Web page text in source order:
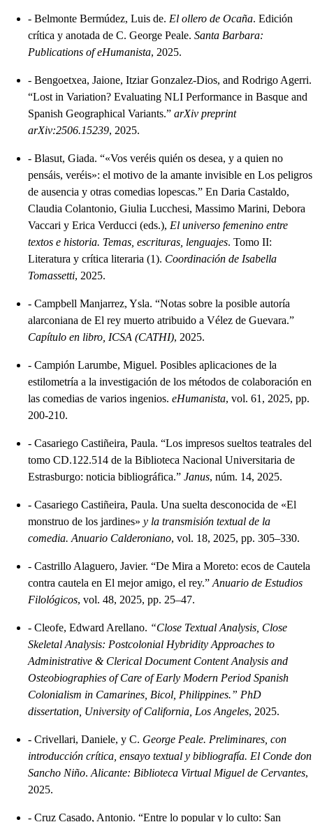
- Belmonte Bermúdez, Luis de. El ollero de Ocaña. Edición
crítica y anotada de C. George Peale. Santa Barbara:
Publications of eHumanista, 2025.
- Bengoetxea, Jaione, Itziar Gonzalez-Dios, and Rodrigo Agerri.
“Lost in Variation? Evaluating NLI Performance in Basque and
Spanish Geographical Variants.” arXiv preprint
arXiv:2506.15239, 2025.
- Blasut, Giada. “«Vos veréis quién os desea, y a quien no
pensáis, veréis»: el motivo de la amante invisible en Los peligros
de ausencia y otras comedias lopescas.” En Daria Castaldo,
Claudia Colantonio, Giulia Lucchesi, Massimo Marini, Debora
Vaccari y Erica Verducci (eds.), El universo femenino entre
textos e historia. Temas, escrituras, lenguajes. Tomo II:
Literatura y crítica literaria (1). Coordinación de Isabella
Tomassetti, 2025.
- Campbell Manjarrez, Ysla. “Notas sobre la posible autoría
alarconiana de El rey muerto atribuido a Vélez de Guevara.”
Capítulo en libro, ICSA (CATHI), 2025.
- Campión Larumbe, Miguel. Posibles aplicaciones de la
estilometría a la investigación de los métodos de colaboración en
las comedias de varios ingenios. eHumanista, vol. 61, 2025, pp.
200-210.
- Casariego Castiñeira, Paula. “Los impresos sueltos teatrales del
tomo CD.122.514 de la Biblioteca Nacional Universitaria de
Estrasburgo: noticia bibliográfica.” Janus, núm. 14, 2025.
- Casariego Castiñeira, Paula. Una suelta desconocida de «El
monstruo de los jardines» y la transmisión textual de la
comedia. Anuario Calderoniano, vol. 18, 2025, pp. 305–330.
- Castrillo Alaguero, Javier. “De Mira a Moreto: ecos de Cautela
contra cautela en El mejor amigo, el rey.” Anuario de Estudios
Filológicos, vol. 48, 2025, pp. 25–47.
- Cleofe, Edward Arellano. “Close Textual Analysis, Close
Skeletal Analysis: Postcolonial Hybridity Approaches to
Administrative & Clerical Document Content Analysis and
Osteobiographies of Care of Early Modern Period Spanish
Colonialism in Camarines, Bicol, Philippines.” PhD
dissertation, University of California, Los Angeles, 2025.
- Crivellari, Daniele, y C. George Peale. Preliminares, con
introducción crítica, ensayo textual y bibliografía. El Conde don
Sancho Niño. Alicante: Biblioteca Virtual Miguel de Cervantes,
2025.
- Cruz Casado, Antonio. “Entre lo popular y lo culto: San